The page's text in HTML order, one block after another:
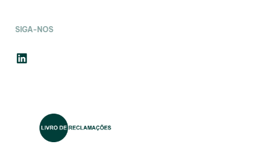
SIGA-NOS
LinkedIn